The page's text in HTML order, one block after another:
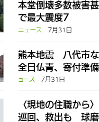
本堂倒壊多数被害
で最大震度7
ニュース
7月31日
熊本地震 八代市
全日仏青、寄付準
ュース
7月31日
〈現地の住職から
巡回、救出も 球磨